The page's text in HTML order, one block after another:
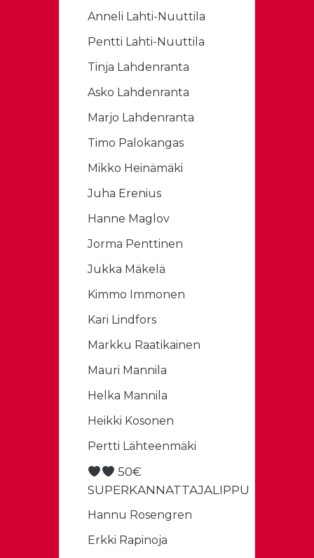
Anneli Lahti-Nuuttila
Pentti Lahti-Nuuttila
Tinja Lahdenranta
Asko Lahdenranta
Marjo Lahdenranta
Timo Palokangas
Mikko Heinämäki
Juha Erenius
Hanne Maglov
Jorma Penttinen
Jukka Mäkelä
Kimmo Immonen
Kari Lindfors
Markku Raatikainen
Mauri Mannila
Helka Mannila
Heikki Kosonen
Pertti Lähteenmäki
50€
SUPERKANNATTAJALIPPU
Hannu Rosengren
Erkki Rapinoja